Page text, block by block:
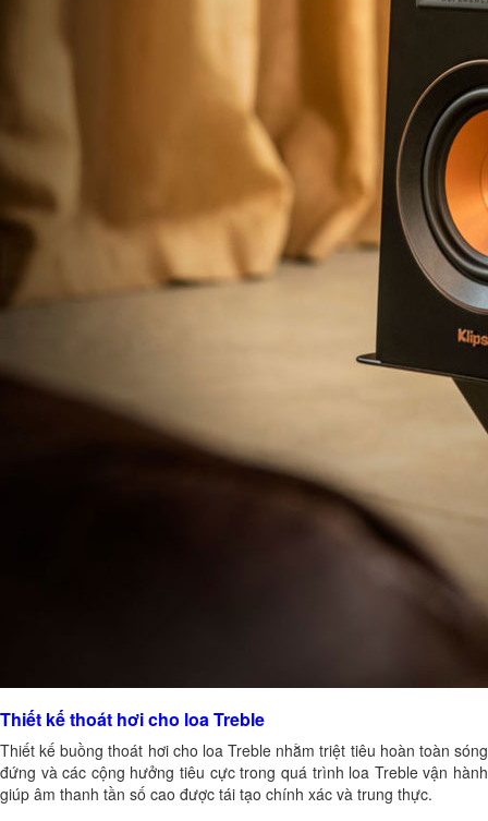
Thiết kế thoát hơi cho loa Treble
Thiết kế buồng thoát hơi cho loa Treble nhằm triệt tiêu hoàn toàn sóng
đứng và các cộng hưởng tiêu cực trong quá trình loa Treble vận hành
giúp âm thanh tần số cao được tái tạo chính xác và trung thực.